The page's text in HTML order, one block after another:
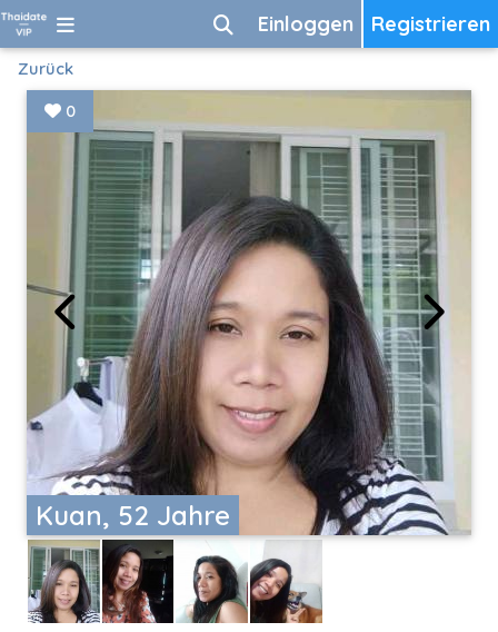
Registrieren
Einloggen
Zurück
Kuan, 52 Jahre
0